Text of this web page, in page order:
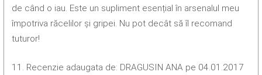
de când o iau. Este un supliment esențial în arsenalul meu
împotriva răcelilor și gripei. Nu pot decât să îl recomand
tuturor!
11. Recenzie adaugata de: DRAGUSIN ANA pe 04.01.2017